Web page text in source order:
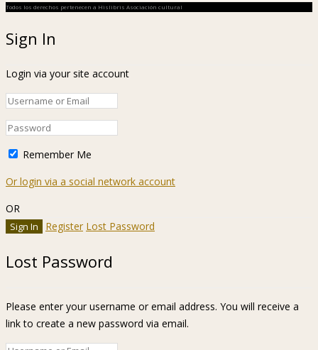
Todos los derechos pertenecen a Hislibris Asociación cultural
Sign In
Login via your site account
Remember Me
Or login via a social network account
OR
Register Lost Password
Lost Password
Please enter your username or email address. You will receive a
link to create a new password via email.